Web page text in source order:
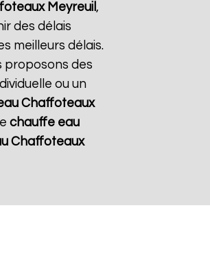
Meyreuil ,
des délais
meilleurs délais.
proposons des
ou un
Chaffoteaux
chauffe eau
Chaffoteaux